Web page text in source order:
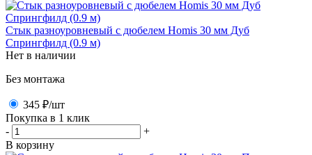
Стык разноуровневый с дюбелем Homis 30 мм Дуб
Спрингфилд (0.9 м)
Нет в наличии
Без монтажа
345 ₽/шт
Покупка в 1 клик
-
+
В корзину